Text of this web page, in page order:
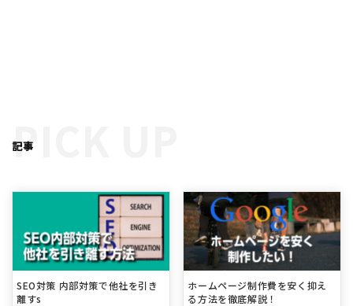
PICK UP
記事
SEO対策 内部対策で他社を引き
離すs
ホームページ制作費を安く抑え
る方法を徹底解説！